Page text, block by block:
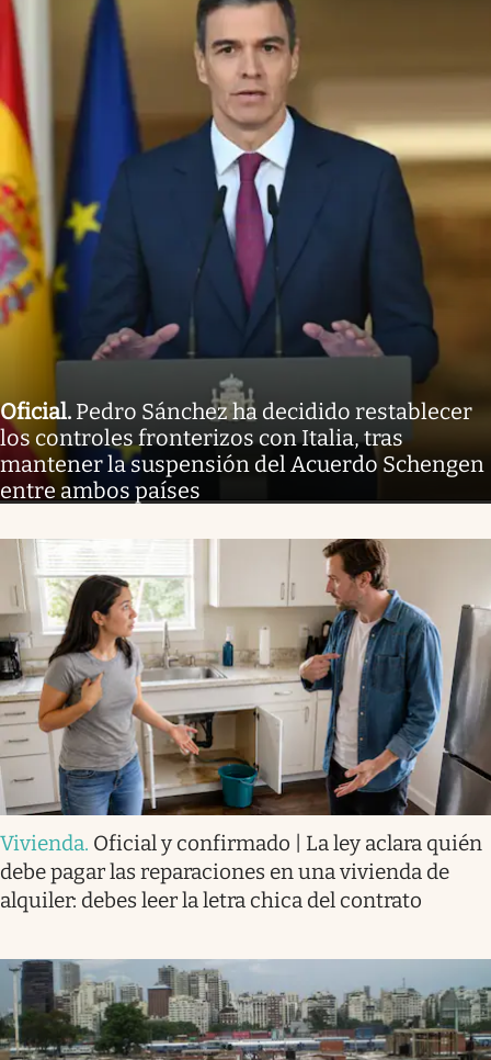
Oficial. Pedro Sánchez ha decidido restablecer
los controles fronterizos con Italia, tras
mantener la suspensión del Acuerdo Schengen
entre ambos países
Vivienda. Oficial y confirmado | La ley aclara quién
debe pagar las reparaciones en una vivienda de
alquiler: debes leer la letra chica del contrato